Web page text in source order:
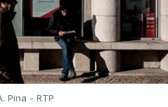
Pina - RTP